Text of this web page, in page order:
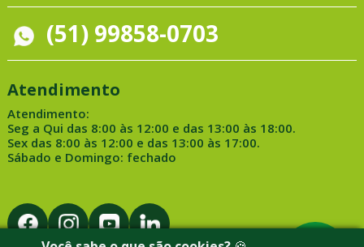
(51) 99858-0703
Atendimento
Atendimento:
Seg a Qui das 8:00 às 12:00 e das 13:00 às 18:00.
Sex das 8:00 às 12:00 e das 13:00 às 17:00.
Sábado e Domingo: fechado